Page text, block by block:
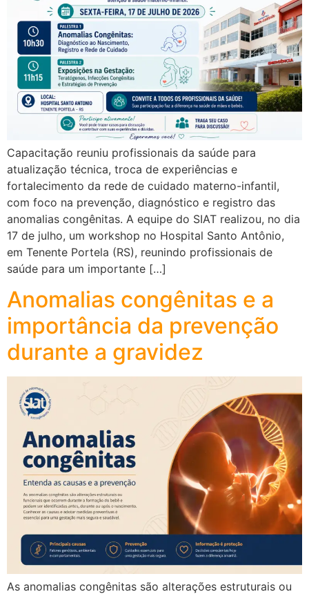
Capacitação reuniu profissionais da saúde para
atualização técnica, troca de experiências e
fortalecimento da rede de cuidado materno-infantil,
com foco na prevenção, diagnóstico e registro das
anomalias congênitas. A equipe do SIAT realizou, no dia
17 de julho, um workshop no Hospital Santo Antônio,
em Tenente Portela (RS), reunindo profissionais de
saúde para um importante […]
Anomalias congênitas e a
importância da prevenção
durante a gravidez
As anomalias congênitas são alterações estruturais ou